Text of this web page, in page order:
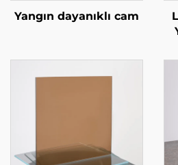
Yangın dayanıklı cam